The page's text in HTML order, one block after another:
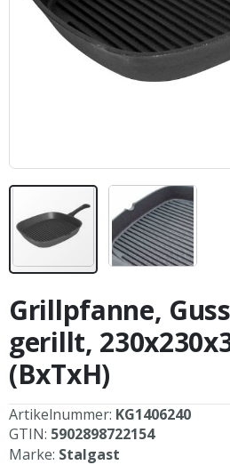
Anfang
der
Bildergalerie
springen
Grillpfanne,
gerillt,
(BxTxH)
Artikelnummer: KG1406240
GTIN: 5902898722154
Marke: Stalgast